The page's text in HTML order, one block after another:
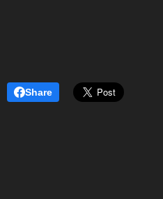
Share